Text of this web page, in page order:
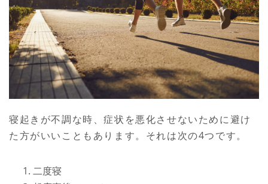
寝起きが不調な時、症状を悪化させないために避け
た方がいいこともあります。それは次の4つです。
二度寝